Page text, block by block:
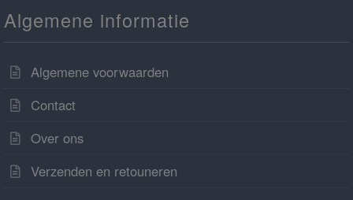
Algemene informatie
Algemene voorwaarden
Contact
Over ons
Verzenden en retouneren